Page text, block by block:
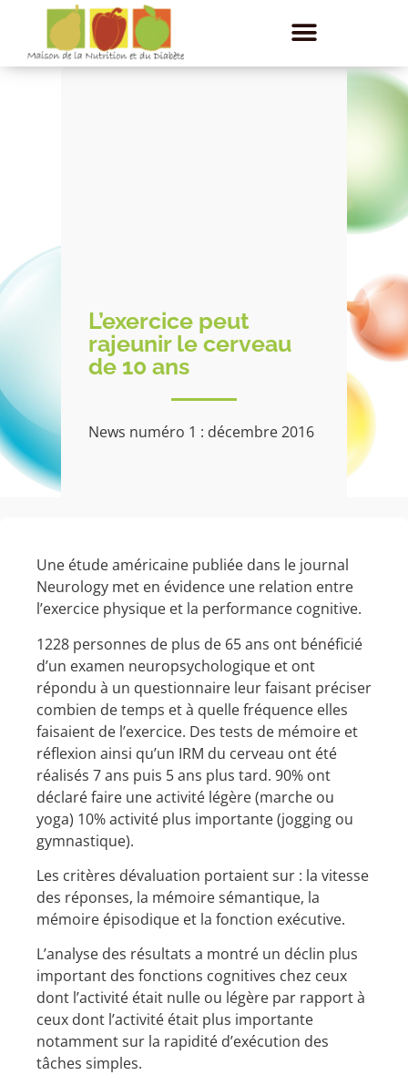
L’exercice peut
rajeunir le cerveau
de 10 ans
News numéro 1 : décembre 2016
Une étude américaine publiée dans le journal
Neurology met en évidence une relation entre
l’exercice physique et la performance cognitive.
1228 personnes de plus de 65 ans ont bénéficié
d’un examen neuropsychologique et ont
répondu à un questionnaire leur faisant préciser
combien de temps et à quelle fréquence elles
faisaient de l’exercice. Des tests de mémoire et
réflexion ainsi qu’un IRM du cerveau ont été
réalisés 7 ans puis 5 ans plus tard. 90% ont
déclaré faire une activité légère (marche ou
yoga) 10% activité plus importante (jogging ou
gymnastique).
Les critères dévaluation portaient sur : la vitesse
des réponses, la mémoire sémantique, la
mémoire épisodique et la fonction exécutive.
L’analyse des résultats a montré un déclin plus
important des fonctions cognitives chez ceux
dont l’activité était nulle ou légère par rapport à
ceux dont l’activité était plus importante
notamment sur la rapidité d’exécution des
tâches simples.